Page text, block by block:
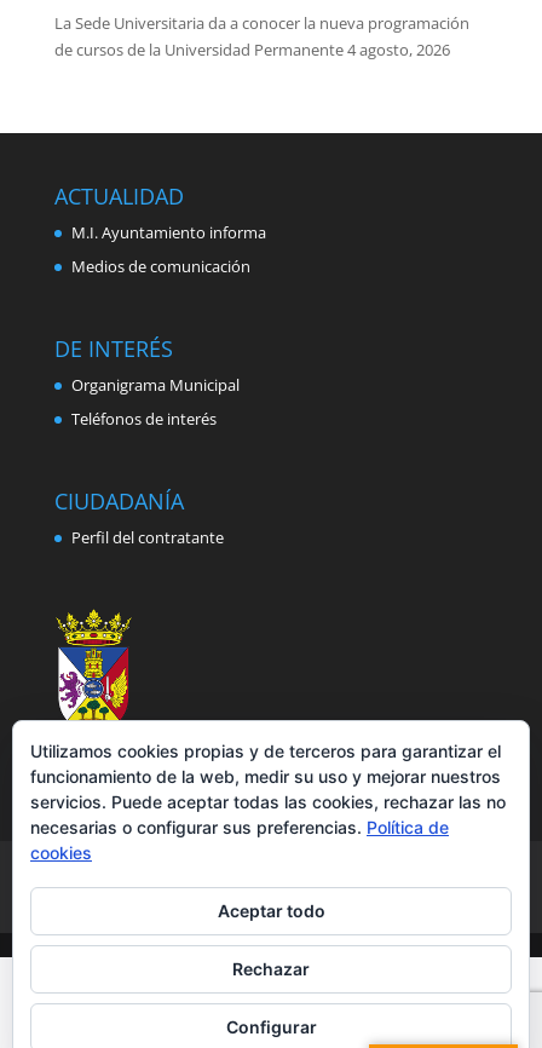
La Sede Universitaria da a conocer la nueva programación
de cursos de la Universidad Permanente4 agosto, 2026
ACTUALIDAD
M.I. Ayuntamiento informa
Medios de comunicación
DE INTERÉS
Organigrama Municipal
Teléfonos de interés
CIUDADANÍA
Perfil del contratante
Política de cookies
Accesibilidad
Utilizamos cookies propias y de terceros para garantizar el
funcionamiento de la web, medir su uso y mejorar nuestros
servicios. Puede aceptar todas las cookies, rechazar las no
necesarias o configurar sus preferencias. Política de
cookies
Aceptar todo
Rechazar
Configurar